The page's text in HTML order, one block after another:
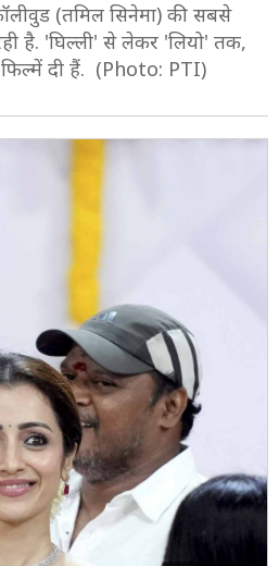
(तमिल सिनेमा) की सबसे
है. 'घिल्ली' से लेकर 'लियो' तक,
फिल्में दी हैं. (Photo: PTI)